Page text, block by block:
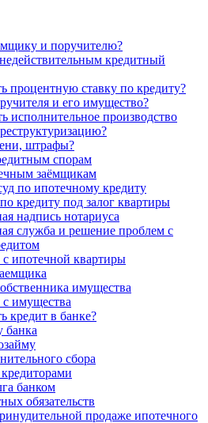
и поручителю?
кредитный
процентную ставку по кредиту?
и его имущество?
исполнительное производство
штрафы?
спорам
заёмщикам
по ипотечному кредиту
кредиту под залог квартиры
надпись нотариуса
служба и решение проблем с
с ипотечной квартиры
имущества
с имущества
кредит в банке?
банка
сбора
банком
обязательств
продаже ипотечного